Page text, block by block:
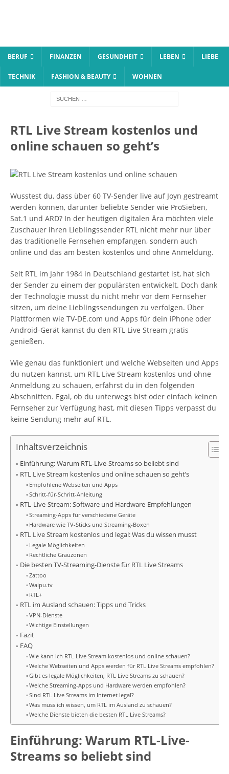
BERUF FINANZEN GESUNDHEIT LEBEN LIEBE
TECHNIK FASHION & BEAUTY WOHNEN
RTL Live Stream kostenlos und
online schauen so geht’s
Wusstest du, dass über 60 TV-Sender live auf Joyn gestreamt
werden können, darunter beliebte Sender wie ProSieben,
Sat.1 und ARD? In der heutigen digitalen Ära möchten viele
Zuschauer ihren Lieblingssender RTL nicht mehr nur über
das traditionelle Fernsehen empfangen, sondern auch
online und das am besten kostenlos und ohne Anmeldung.
Seit RTL im Jahr 1984 in Deutschland gestartet ist, hat sich
der Sender zu einem der populärsten entwickelt. Doch dank
der Technologie musst du nicht mehr vor dem Fernseher
sitzen, um deine Lieblingssendungen zu verfolgen. Über
Plattformen wie TV-DE.com und Apps für dein iPhone oder
Android-Gerät kannst du den RTL Live Stream gratis
genießen.
Wie genau das funktioniert und welche Webseiten und Apps
du nutzen kannst, um RTL Live Stream kostenlos und ohne
Anmeldung zu schauen, erfährst du in den folgenden
Abschnitten. Egal, ob du unterwegs bist oder einfach keinen
Fernseher zur Verfügung hast, mit diesen Tipps verpasst du
keine Sendung mehr auf RTL.
Inhaltsverzeichnis
Einführung: Warum RTL-Live-Streams so beliebt sind
RTL Live Stream kostenlos und online schauen so geht’s
Empfohlene Webseiten und Apps
Schritt-für-Schritt-Anleitung
RTL-Live-Stream: Software und Hardware-Empfehlungen
Streaming-Apps für verschiedene Geräte
Hardware wie TV-Sticks und Streaming-Boxen
RTL Live Stream kostenlos und legal: Was du wissen musst
Legale Möglichkeiten
Rechtliche Grauzonen
Die besten TV-Streaming-Dienste für RTL Live Streams
Zattoo
Waipu.tv
RTL+
RTL im Ausland schauen: Tipps und Tricks
VPN-Dienste
Wichtige Einstellungen
Fazit
FAQ
Wie kann ich RTL Live Stream kostenlos und online schauen?
Welche Webseiten und Apps werden für RTL Live Streams empfohlen?
Gibt es legale Möglichkeiten, RTL Live Streams zu schauen?
Welche Streaming-Apps und Hardware werden empfohlen?
Sind RTL Live Streams im Internet legal?
Was muss ich wissen, um RTL im Ausland zu schauen?
Welche Dienste bieten die besten RTL Live Streams?
Einführung: Warum RTL-Live-
Streams so beliebt sind